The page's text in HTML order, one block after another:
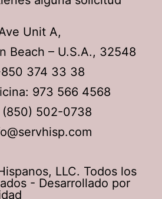
Unit A,
Beach – U.S.A., 32548
374 33 38
973 566 4568
(850) 502-0738
LLC. Todos los
- Desarrollado por